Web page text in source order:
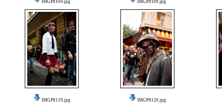
IMGP8104.jpg IMGP8109.jpg
IMGP8119.jpg IMGP8120.jpg